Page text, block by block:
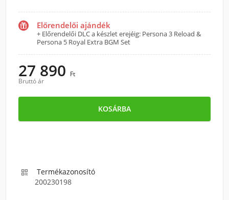
Előrendelői ajándék
+ Előrendelői DLC a készlet erejéig: Persona 3 Reload &
Persona 5 Royal Extra BGM Set
27 890 Ft
Bruttó ár
KOSÁRBA

Termékazonosító
200230198